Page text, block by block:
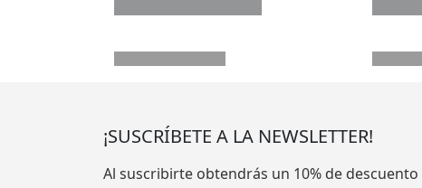
¡SUSCRÍBETE A LA NEWSLETTER!
Al suscribirte obtendrás un 10% de descuento